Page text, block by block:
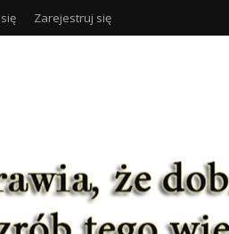
Zarejestruj się